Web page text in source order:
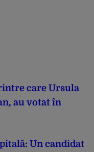
care Ursula
au votat în
Un candidat